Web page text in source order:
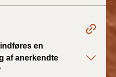
en
af anerkendte